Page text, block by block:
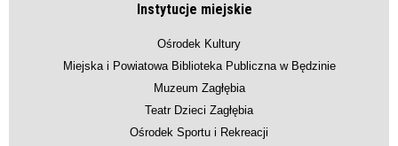
Instytucje miejskie
Ośrodek Kultury
Miejska i Powiatowa Biblioteka Publiczna w Będzinie
Muzeum Zagłębia
Teatr Dzieci Zagłębia
Ośrodek Sportu i Rekreacji